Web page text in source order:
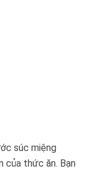
súc miệng
của thức ăn. Bạn